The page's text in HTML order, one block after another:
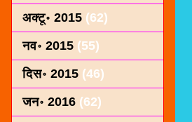
अक्टू॰ 2015 (62)
नव॰ 2015 (55)
दिस॰ 2015 (46)
जन॰ 2016 (62)